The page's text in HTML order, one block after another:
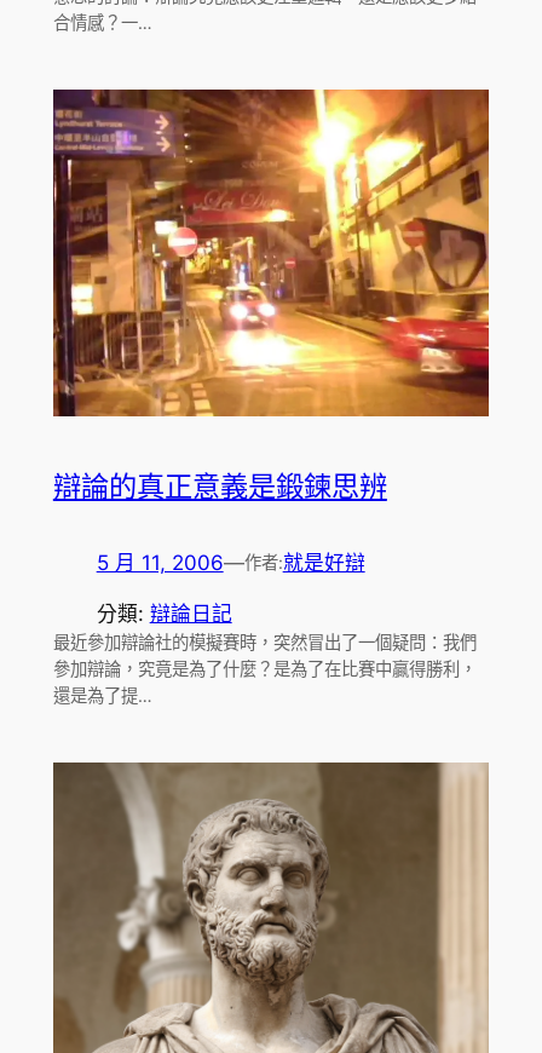
合情感？一…
辯論的真正意義是鍛鍊思辨
5 月 11, 2006—作者:就是好辯
分類: 辯論日記
最近參加辯論社的模擬賽時，突然冒出了一個疑問：我們
參加辯論，究竟是為了什麼？是為了在比賽中贏得勝利，
還是為了提…